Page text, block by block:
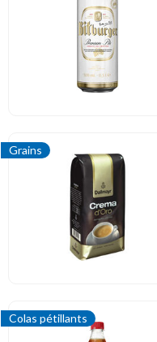
Grains
Colas pétillants